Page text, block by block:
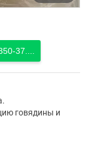
37....
говядины и